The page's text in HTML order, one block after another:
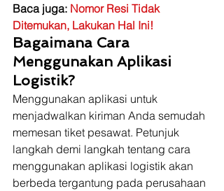
Baca juga: Nomor Resi Tidak
Ditemukan, Lakukan Hal Ini!
Bagaimana Cara
Menggunakan Aplikasi
Logistik?
Menggunakan aplikasi untuk
menjadwalkan kiriman Anda semudah
memesan tiket pesawat. Petunjuk
langkah demi langkah tentang cara
menggunakan aplikasi logistik akan
berbeda tergantung pada perusahaan